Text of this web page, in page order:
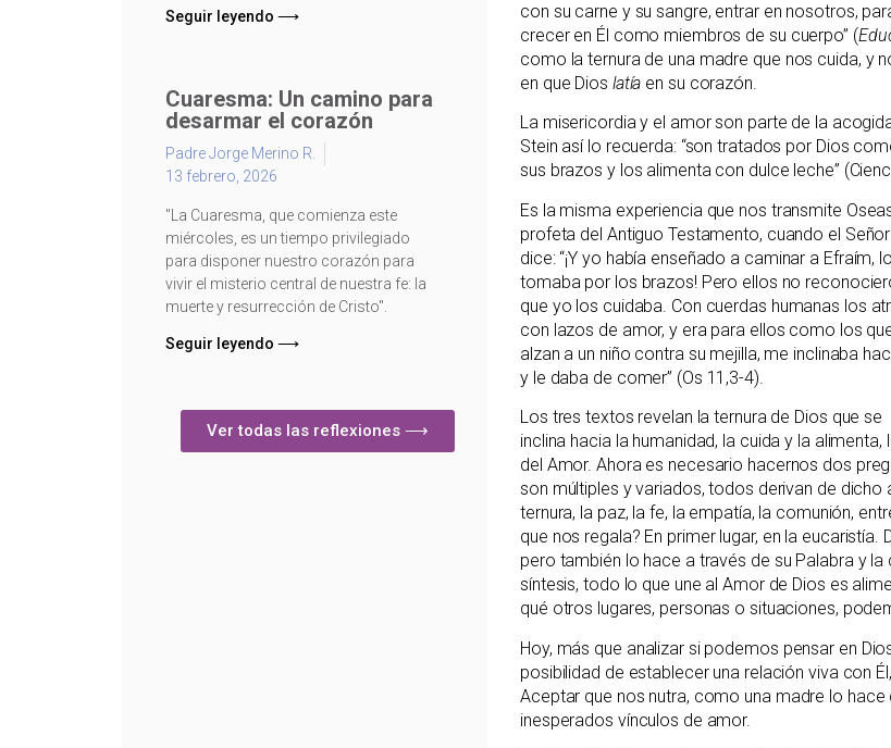
Seguir leyendo ⟶
Cuaresma: Un camino para
desarmar el corazón
Padre Jorge Merino R.
13 febrero, 2026
"La Cuaresma, que comienza este
miércoles, es un tiempo privilegiado
para disponer nuestro corazón para
vivir el misterio central de nuestra fe: la
muerte y resurrección de Cristo".
Seguir leyendo ⟶
Ver todas las reflexiones ⟶
con su carne y su sangre, entrar en nosotros,
crecer en Él como miembros de su cuerpo” (
como la ternura de una madre que nos cuida, y
en que Dios latía en su corazón.
La misericordia y el amor son parte de la
Stein así lo recuerda: “son tratados por Dios
sus brazos y los alimenta con dulce leche”
Es la misma experiencia que nos transmite
profeta del Antiguo Testamento, cuando el
dice: “¡Y yo había enseñado a caminar a Efraím, lo
tomaba por los brazos! Pero ellos no
que yo los cuidaba. Con cuerdas humanas los
con lazos de amor, y era para ellos como los
alzan a un niño contra su mejilla, me inclinaba
y le daba de comer” (Os 11,3-4).
Los tres textos revelan la ternura de Dios que se
inclina hacia la humanidad, la cuida y la
del Amor. Ahora es necesario hacernos dos
son múltiples y variados, todos derivan de dicho
ternura, la paz, la fe, la empatía, la comunión,
que nos regala? En primer lugar, en la
pero también lo hace a través de su Palabra y
síntesis, todo lo que une al Amor de Dios es
qué otros lugares, personas o situaciones,
Hoy, más que analizar si podemos pensar en
posibilidad de establecer una relación viva con
Aceptar que nos nutra, como una madre lo
inesperados vínculos de amor.